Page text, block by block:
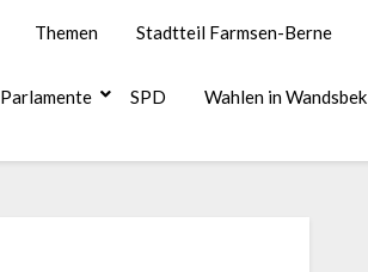
Themen Stadtteil Farmsen-Berne
Parlamente SPD Wahlen in Wandsbek